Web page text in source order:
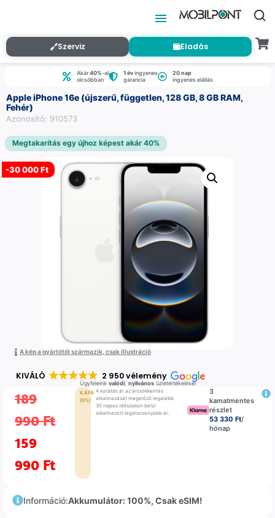
Szerviz Eladás
Akár40%-al
olcsóbban
1 évingyenes
garancia
20 nap
ingyenes elállás
Apple iPhone 16e (újszerű, független, 128 GB, 8 GB RAM,
Fehér)
Azonosító: 910573
Megtakarítás egy újhoz képest akár 40%
-30 000 Ft
A kép a gyártótól származik, csak illustráció
KIVÁLÓ 2 950 vélemény
Ügyfeleink valódi, nyilvánosüzletértékelései
189
990Ft
159
990 Ft
K.ÁFA
(0%)
A korábbi ár az árcsökkentés
alkalmazását megelőző legalább
30 napos időszakon belül
alkalmazott legalacsonyabb ár.
3
kamatmentes
részlet
53 330 Ft/
hónap
Információ:Akkumulátor: 100%, Csak eSIM!